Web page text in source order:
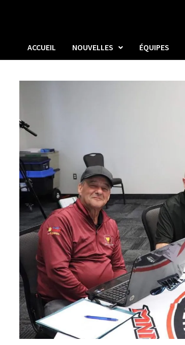
ACCUEIL NOUVELLES ÉQUIPES